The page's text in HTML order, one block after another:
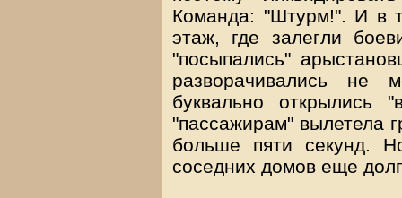
Команда: "Штурм!". И в
этаж, где залегли
"посыпались"
разворачивались
буквально открылись
"пассажирам" вылетела
больше пяти секунд.
соседних домов еще